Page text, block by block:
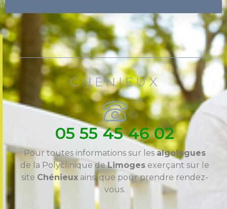
CHÉNIEUX
05 55 45 46 02
Pour toutes informations sur les algologues
de la Polyclinique deLimoges exerçant sur le
site Chénieux ainsi que pour prendre rendez-
vous.